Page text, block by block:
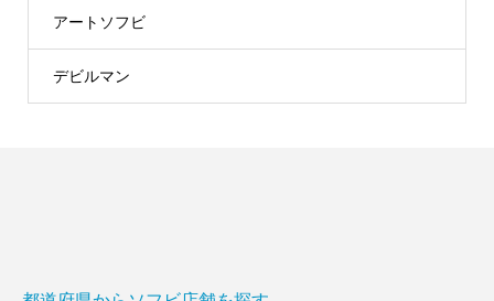
アートソフビ
デビルマン